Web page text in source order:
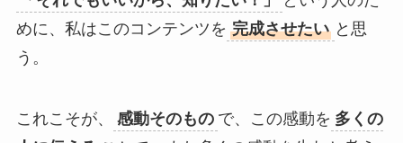
めに、私はこのコンテンツを 完成させたい と思
う。
これこそが、 感動そのもの で、この感動を 多くの